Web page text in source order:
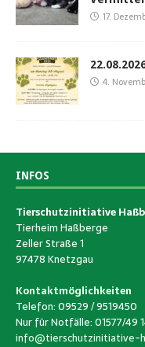
17.
4.
INFOS
Tierschutzinitiative
Tierheim Haßberge
Zeller Straße 1
97478 Knetzgau
Kontaktmöglichkeiten
Telefon: 09529 / 9519450
Nur für Notfälle: 01577/49
info@tierschutzinitiative-